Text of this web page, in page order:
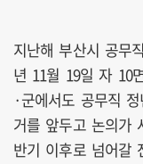
지난해 부산시 공무
년 11월 19일 자 10
·군에서도 공무직
거를 앞두고 논의가
반기 이후로 넘어갈